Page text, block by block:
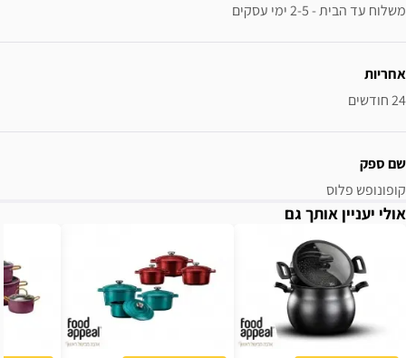
משלוח עד הבית - 2-5 ימי עסקים
אחריות
24 חודשים
שם ספק
קופונופש פלוס
אולי יעניין אותך גם